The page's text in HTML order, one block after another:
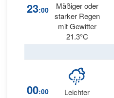
23:00
Mäßiger oder
starker Regen
mit Gewitter
21.3°C
00:00
Leichter